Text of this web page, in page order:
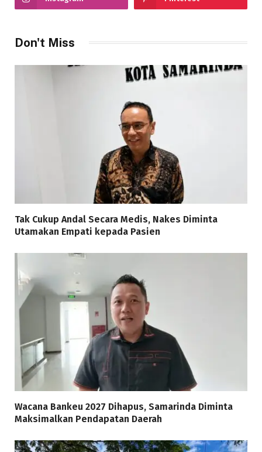
Don't Miss
Tak Cukup Andal Secara Medis, Nakes Diminta
Utamakan Empati kepada Pasien
Wacana Bankeu 2027 Dihapus, Samarinda Diminta
Maksimalkan Pendapatan Daerah